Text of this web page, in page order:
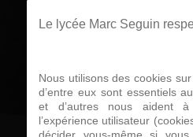
sont
Le lycée Marc Seguin
Nous utilisons des cookies
d’entre eux sont essentiels
et d’autres nous aident
l’expérience utilisateur
décider vous-même si